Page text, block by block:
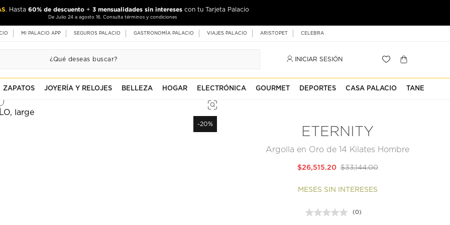
. Hasta 60% de descuento + 3 mensualidades sin intereses con tu Tarjeta Palacio
De Julio 24 a agosto 16. Consulta términos y condiciones
MI PALACIO APP SEGUROS PALACIO GASTRONOMÍA PALACIO VIAJES PALACIO ARISTOPET CELEBRA
INICIAR SESIÓN
ZAPATOS JOYERÍA Y RELOJES BELLEZA HOGAR ELECTRÓNICA GOURMET DEPORTES CASA PALACIO TANE
-20%
ETERNITY
Argolla en Oro de 14 Kilates Hombre
$33,144.00
$26,515.20
MESES SIN INTERESES
Sin
(0)